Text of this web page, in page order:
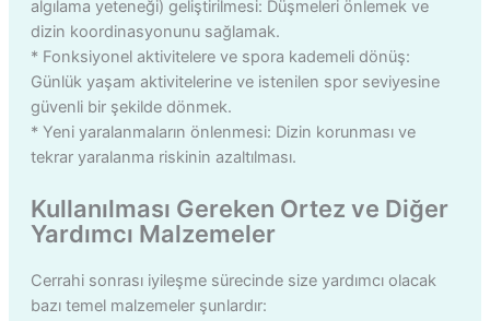
algılama yeteneği) geliştirilmesi: Düşmeleri önlemek ve
dizin koordinasyonunu sağlamak.
* Fonksiyonel aktivitelere ve spora kademeli dönüş:
Günlük yaşam aktivitelerine ve istenilen spor seviyesine
güvenli bir şekilde dönmek.
* Yeni yaralanmaların önlenmesi: Dizin korunması ve
tekrar yaralanma riskinin azaltılması.
Kullanılması Gereken Ortez ve Diğer
Yardımcı Malzemeler
Cerrahi sonrası iyileşme sürecinde size yardımcı olacak
bazı temel malzemeler şunlardır: